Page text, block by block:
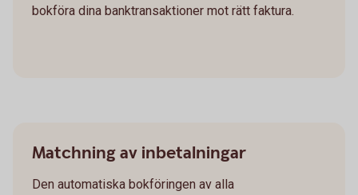
bokföra dina banktransaktioner mot rätt faktura.
Matchning av inbetalningar
Den automatiska bokföringen av alla